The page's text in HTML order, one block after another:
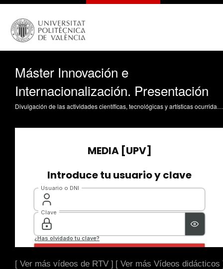
Máster Innovación e
Internacionalización. Presentación
Divulgación de las actividades científicas, tecnológicas y artísticas ocurridas en los tres campus de la UPV
[ Ver más vídeos de RTV ] [ Ver más Vídeos didácticos